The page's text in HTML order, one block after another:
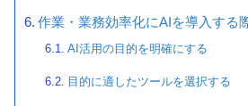
作業・業務効率化にAIを導入する
AI活用の目的を明確にする
目的に適したツールを選択する